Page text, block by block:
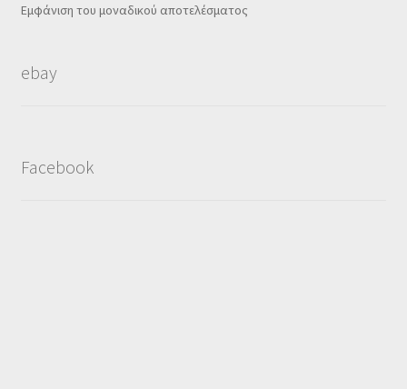
Εμφάνιση του μοναδικού αποτελέσματος
ebay
Facebook